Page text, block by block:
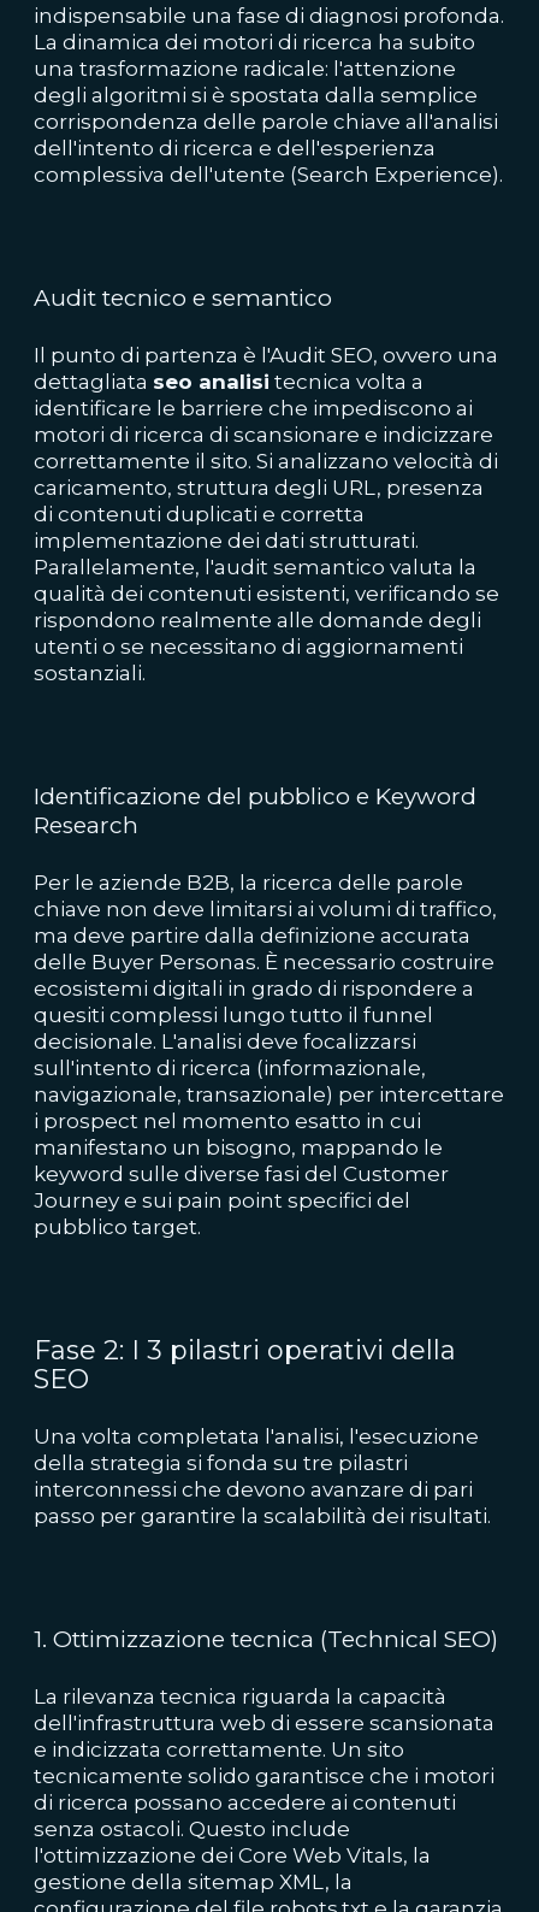
indispensabile una fase di diagnosi profonda.
La dinamica dei motori di ricerca ha subito
una trasformazione radicale: l'attenzione
degli algoritmi si è spostata dalla semplice
corrispondenza delle parole chiave all'analisi
dell'intento di ricerca e dell'esperienza
complessiva dell'utente (Search Experience).
Audit tecnico e semantico
Il punto di partenza è l'Audit SEO, ovvero una
dettagliata seo analisi tecnica volta a
identificare le barriere che impediscono ai
motori di ricerca di scansionare e indicizzare
correttamente il sito. Si analizzano velocità di
caricamento, struttura degli URL, presenza
di contenuti duplicati e corretta
implementazione dei dati strutturati.
Parallelamente, l'audit semantico valuta la
qualità dei contenuti esistenti, verificando se
rispondono realmente alle domande degli
utenti o se necessitano di aggiornamenti
sostanziali.
Identificazione del pubblico e Keyword
Research
Per le aziende B2B, la ricerca delle parole
chiave non deve limitarsi ai volumi di traffico,
ma deve partire dalla definizione accurata
delle Buyer Personas. È necessario costruire
ecosistemi digitali in grado di rispondere a
quesiti complessi lungo tutto il funnel
decisionale. L'analisi deve focalizzarsi
sull'intento di ricerca (informazionale,
navigazionale, transazionale) per intercettare
i prospect nel momento esatto in cui
manifestano un bisogno, mappando le
keyword sulle diverse fasi del Customer
Journey e sui pain point specifici del
pubblico target.
Fase 2: I 3 pilastri operativi della
SEO
Una volta completata l'analisi, l'esecuzione
della strategia si fonda su tre pilastri
interconnessi che devono avanzare di pari
passo per garantire la scalabilità dei risultati.
1. Ottimizzazione tecnica (Technical SEO)
La rilevanza tecnica riguarda la capacità
dell'infrastruttura web di essere scansionata
e indicizzata correttamente. Un sito
tecnicamente solido garantisce che i motori
di ricerca possano accedere ai contenuti
senza ostacoli. Questo include
l'ottimizzazione dei Core Web Vitals, la
gestione della sitemap XML, la